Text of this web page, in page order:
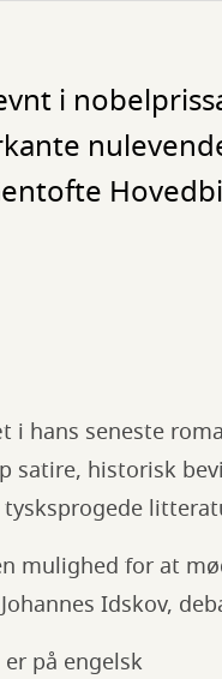
i
i hans seneste
satire, historisk
tysksprogede
mulighed for at
Idskov,
på engelsk